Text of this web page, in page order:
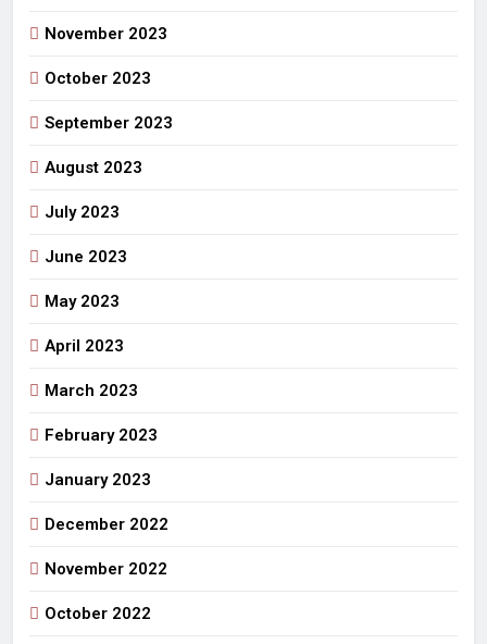
November 2023
October 2023
September 2023
August 2023
July 2023
June 2023
May 2023
April 2023
March 2023
February 2023
January 2023
December 2022
November 2022
October 2022